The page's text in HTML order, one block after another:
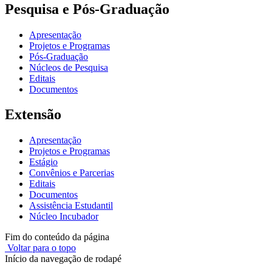
Pesquisa e Pós-Graduação
Apresentação
Projetos e Programas
Pós-Graduação
Núcleos de Pesquisa
Editais
Documentos
Extensão
Apresentação
Projetos e Programas
Estágio
Convênios e Parcerias
Editais
Documentos
Assistência Estudantil
Núcleo Incubador
Fim do conteúdo da página
Voltar para o topo
Início da navegação de rodapé